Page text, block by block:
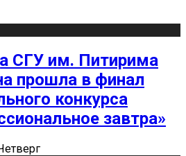
СГУ им. Питирима
прошла в финал
конкурса
завтра»